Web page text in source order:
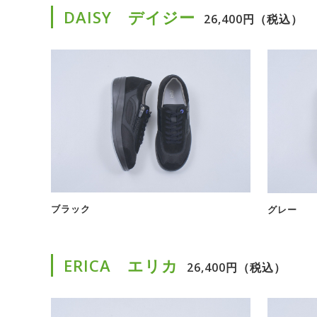
DAISY デイジー 26,400円（税込）
ブラック グレー
ERICA エリカ 26,400円（税込）